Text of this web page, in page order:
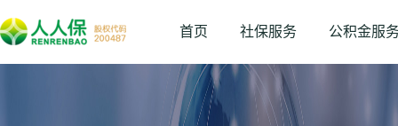
首页 社保服务 公积金服